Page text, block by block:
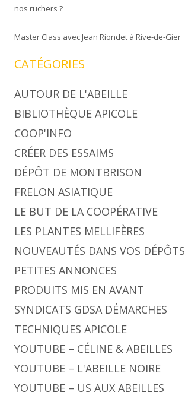
nos ruchers ?
Master Class avec Jean Riondet à Rive-de-Gier
CATÉGORIES
AUTOUR DE L'ABEILLE
BIBLIOTHÈQUE APICOLE
COOP'INFO
CRÉER DES ESSAIMS
DÉPÔT DE MONTBRISON
FRELON ASIATIQUE
LE BUT DE LA COOPÉRATIVE
LES PLANTES MELLIFÈRES
NOUVEAUTÉS DANS VOS DÉPÔTS
PETITES ANNONCES
PRODUITS MIS EN AVANT
SYNDICATS GDSA DÉMARCHES
TECHNIQUES APICOLE
YOUTUBE – CÉLINE & ABEILLES
YOUTUBE – L'ABEILLE NOIRE
YOUTUBE – US AUX ABEILLES